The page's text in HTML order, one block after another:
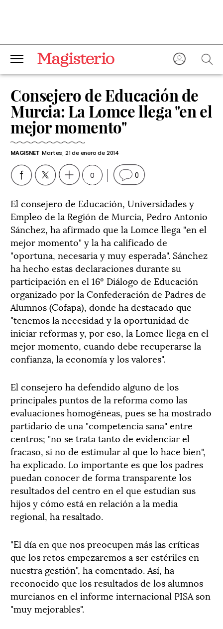
Consejero de Educación de
Murcia: La Lomce llega "en el
mejor momento"
MAGISNET Martes, 21 de enero de 2014
0 0
El consejero de Educación, Universidades y
Empleo de la Región de Murcia, Pedro Antonio
Sánchez, ha afirmado que la Lomce llega "en el
mejor momento" y la ha calificado de
"oportuna, necesaria y muy esperada". Sánchez
ha hecho estas declaraciones durante su
participación en el 16º Diálogo de Educación
organizado por la Confederación de Padres de
Alumnos (Cofapa), donde ha destacado que
"tenemos la necesidad y la oportunidad de
iniciar reformas y, por eso, la Lomce llega en el
mejor momento, cuando debe recuperarse la
confianza, la economía y los valores".
El consejero ha defendido alguno de los
principales puntos de la reforma como las
evaluaciones homogéneas, pues se ha mostrado
partidario de una "competencia sana" entre
centros; "no se trata tanto de evidenciar el
fracaso, si no de estimular al que lo hace bien",
ha explicado. Lo importante es que los padres
puedan conocer de forma transparente los
resultados del centro en el que estudian sus
hijos y cómo está en relación a la media
regional, ha resaltado.
"El día en que nos preocupen más las críticas
que los retos empezaremos a ser estériles en
nuestra gestión", ha comentado. Así, ha
reconocido que los resultados de los alumnos
murcianos en el informe internacional PISA son
"muy mejorables".